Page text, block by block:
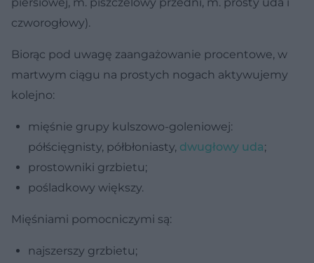
czworogłowy).
Biorąc pod uwagę zaangażowanie procentowe, w
martwym ciągu na prostych nogach aktywujemy
kolejno:
mięśnie grupy kulszowo-goleniowej:
półścięgnisty, półbłoniasty, dwugłowy uda;
prostowniki grzbietu;
pośladkowy większy.
Mięśniami pomocniczymi są:
najszerszy grzbietu;